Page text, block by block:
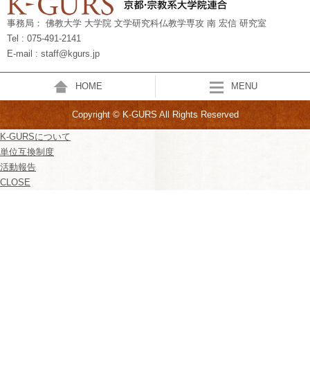
事務局： 佛教大学 大学院 文学研究科仏教学専攻 南 宏信 研究室
Tel : 075-491-2141
E-mail : staff@kgurs.jp
HOME MENU
Copyright © K-GURS All Rights Reserved
K-GURSについて
単位互換制度
活動報告
CLOSE